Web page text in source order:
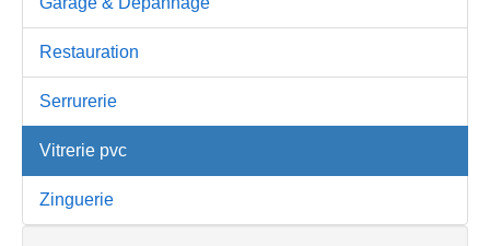
Restauration
Serrurerie
Vitrerie pvc
Zinguerie